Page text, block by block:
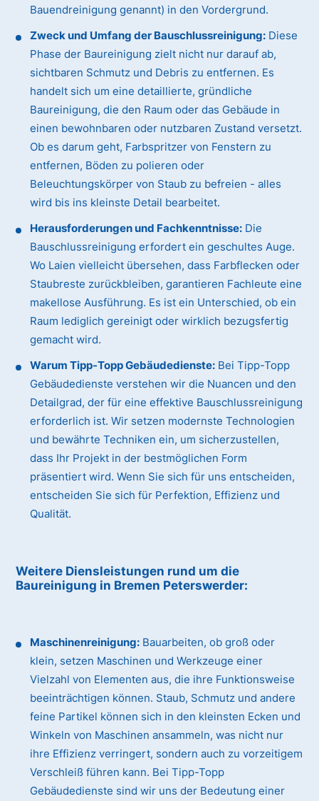
Bauendreinigung genannt) in den Vordergrund.
Zweck und Umfang der Bauschlussreinigung: Diese
Phase der Baureinigung zielt nicht nur darauf ab,
sichtbaren Schmutz und Debris zu entfernen. Es
handelt sich um eine detaillierte, gründliche
Baureinigung, die den Raum oder das Gebäude in
einen bewohnbaren oder nutzbaren Zustand versetzt.
Ob es darum geht, Farbspritzer von Fenstern zu
entfernen, Böden zu polieren oder
Beleuchtungskörper von Staub zu befreien - alles
wird bis ins kleinste Detail bearbeitet.
Herausforderungen und Fachkenntnisse: Die
Bauschlussreinigung erfordert ein geschultes Auge.
Wo Laien vielleicht übersehen, dass Farbflecken oder
Staubreste zurückbleiben, garantieren Fachleute eine
makellose Ausführung. Es ist ein Unterschied, ob ein
Raum lediglich gereinigt oder wirklich bezugsfertig
gemacht wird.
Warum Tipp-Topp Gebäudedienste: Bei Tipp-Topp
Gebäudedienste verstehen wir die Nuancen und den
Detailgrad, der für eine effektive Bauschlussreinigung
erforderlich ist. Wir setzen modernste Technologien
und bewährte Techniken ein, um sicherzustellen,
dass Ihr Projekt in der bestmöglichen Form
präsentiert wird. Wenn Sie sich für uns entscheiden,
entscheiden Sie sich für Perfektion, Effizienz und
Qualität.
Weitere Diensleistungen rund um die
Baureinigung in Bremen Peterswerder:
Maschinenreinigung: Bauarbeiten, ob groß oder
klein, setzen Maschinen und Werkzeuge einer
Vielzahl von Elementen aus, die ihre Funktionsweise
beeinträchtigen können. Staub, Schmutz und andere
feine Partikel können sich in den kleinsten Ecken und
Winkeln von Maschinen ansammeln, was nicht nur
ihre Effizienz verringert, sondern auch zu vorzeitigem
Verschleiß führen kann. Bei Tipp-Topp
Gebäudedienste sind wir uns der Bedeutung einer